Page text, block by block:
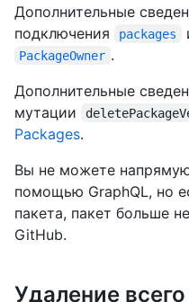
Дополнительные
подключения
packages
PackageOwner .
Дополнительные
мутации
Packages.
Вы не можете
помощью GraphQL, но
пакета, пакет больше
GitHub.
Удаление всего